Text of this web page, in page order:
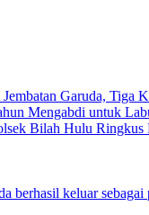
Garuda, Tiga
Mengabdi untuk
Bilah Hulu Ringkus